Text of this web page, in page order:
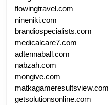
flowingtravel.com
nineniki.com
brandiospecialists.com
medicalcare7.com
adtennaball.com
nabzah.com
mongive.com
matkagameresultsview.com
getsolutionsonline.com